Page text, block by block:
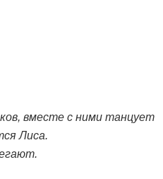
вместе с ними танцует
Лиса.